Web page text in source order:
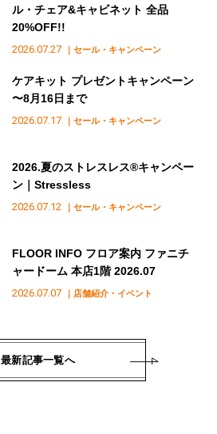
2026.07.27 ｜セール・キャンペーン
ル・チェア&キャビネット 全品
20%OFF!!
2026.07.17 ｜セール・キャンペーン
ケアキット プレゼントキャンペーン
〜8月16日まで
2026.07.12 ｜セール・キャンペーン
2026.夏のストレスレス®︎キャンペー
ン｜Stressless
2026.07.07 ｜店舗紹介・イベント
FLOOR INFO フロア案内 ファニチ
ャードーム 本店1階 2026.07
最新記事一覧へ